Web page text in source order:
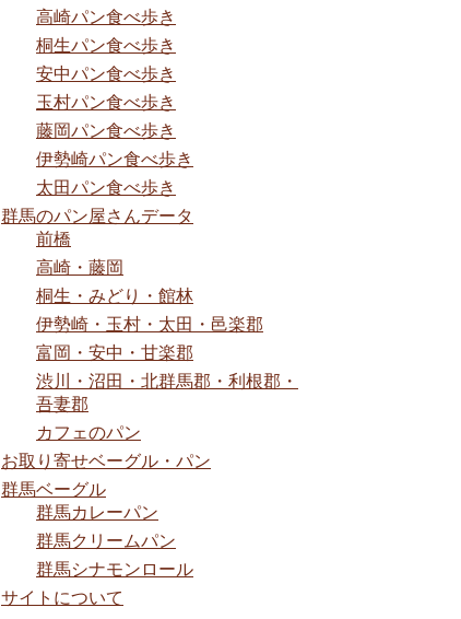
高崎パン食べ歩き
桐生パン食べ歩き
安中パン食べ歩き
玉村パン食べ歩き
藤岡パン食べ歩き
伊勢崎パン食べ歩き
太田パン食べ歩き
群馬のパン屋さんデータ
前橋
高崎・藤岡
桐生・みどり・館林
伊勢崎・玉村・太田・邑楽郡
富岡・安中・甘楽郡
渋川・沼田・北群馬郡・利根郡・
吾妻郡
カフェのパン
お取り寄せベーグル・パン
群馬ベーグル
群馬カレーパン
群馬クリームパン
群馬シナモンロール
サイトについて